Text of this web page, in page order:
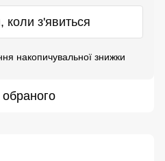
коли з'явиться
накопичувальної знижки